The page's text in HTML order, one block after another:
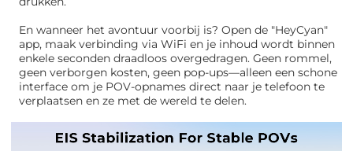
En wanneer het avontuur voorbij is? Open de "HeyCyan"
app, maak verbinding via WiFi en je inhoud wordt binnen
enkele seconden draadloos overgedragen. Geen rommel,
geen verborgen kosten, geen pop-ups—alleen een schone
interface om je POV-opnames direct naar je telefoon te
verplaatsen en ze met de wereld te delen.